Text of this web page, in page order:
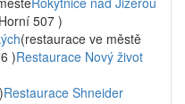
507 )
(restaurace ve městě
)Restaurace Nový život
Restaurace Shneider